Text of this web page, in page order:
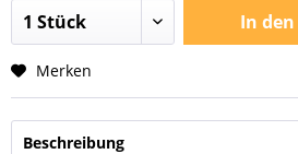
In den
Merken
Beschreibung